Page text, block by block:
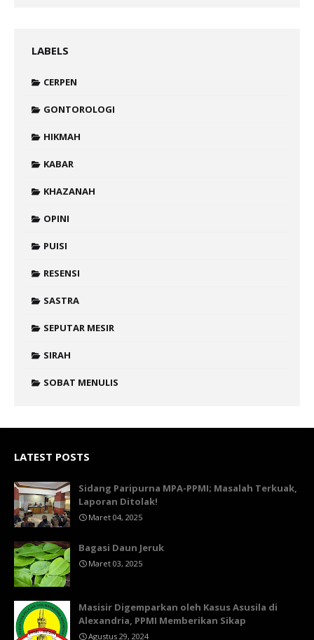
LABELS
CERPEN
GONTOROLOGI
HIKMAH
KABAR
KHAZANAH
OPINI
PUISI
RESENSI
SASTRA
SEPUTAR MESIR
SIRAH
SOBAT MENULIS
LATEST POSTS
Sidang Paripurna MPA-PPMI; Masalah Terkuak,
Laporan Ditolak!
Maret 04, 2025
Bagasi Daun Jeruk
Maret 03, 2025
Masisir Digemparkan oleh Kasus Asusila di
Alexandria, PPMI Memberikan Sikap
Agustus 29, 2024